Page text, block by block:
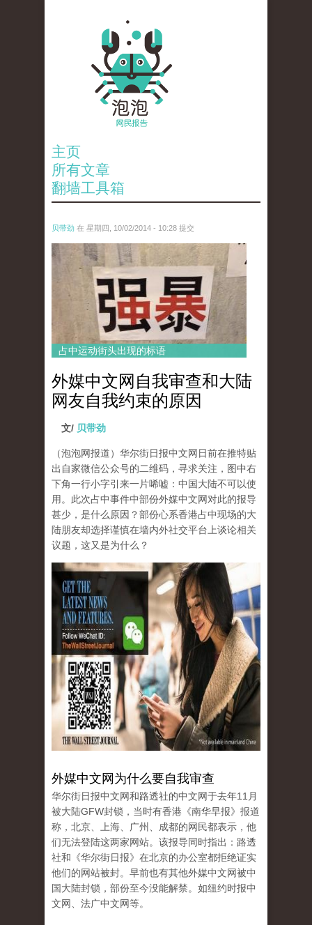
主页
所有文章
翻墙工具箱
贝带劲 在 星期四, 10/02/2014 - 10:28 提交
占中运动街头出现的标语
外媒中文网自我审查和大陆
网友自我约束的原因
文/ 贝带劲
（泡泡网报道）华尔街日报中文网日前在推特贴
出自家微信公众号的二维码，寻求关注，图中右
下角一行小字​​引来一片唏嘘：中国大陆不可以使
用。 此次占中事件中部份外媒中文网对此的报导
甚少，是什么原因？部份心系香港占中现场的大
陆朋友却选择谨慎在墙内外社交平台上谈论相关
议题，这又是为什么？
外媒中文网为什么要自我审查
华尔街日报中文网和路透社的中文网于去年11月
被大陆GFW封锁，当时有香港《南华早报》报道
称，北京、上海、广州、成都的网民都表示，他
们无法登陆这两家网站。 该报导同时指出：路透
社和《华尔街日报》在北京的办公室都拒绝证实
他们的网站被封。 早前也有其他外媒中文网被中
国大陆封锁，部份至今没能解禁。 如纽约时报中
文网、法广中文网等。